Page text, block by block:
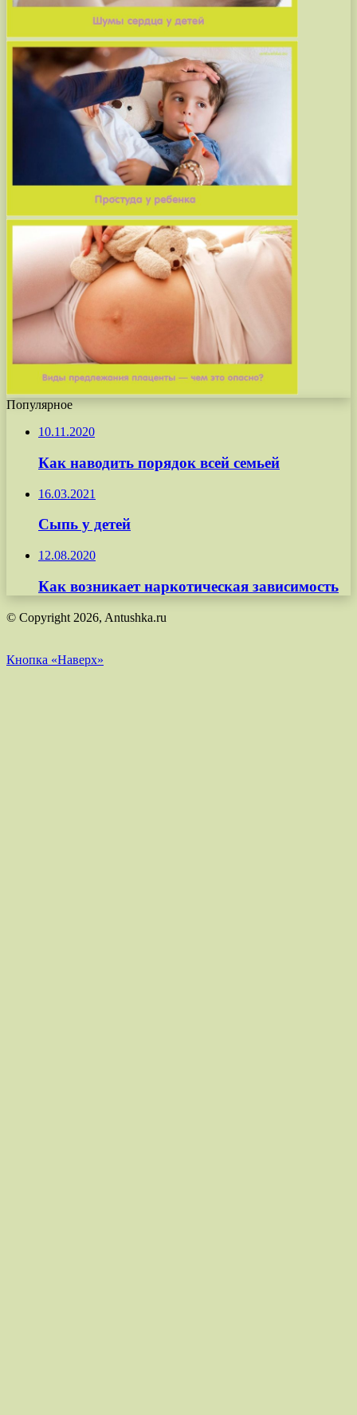
Популярное
10.11.2020
Как наводить порядок всей семьей
16.03.2021
Сыпь у детей
12.08.2020
Как возникает наркотическая зависимость
© Copyright 2026, Antushka.ru
Кнопка «Наверх»